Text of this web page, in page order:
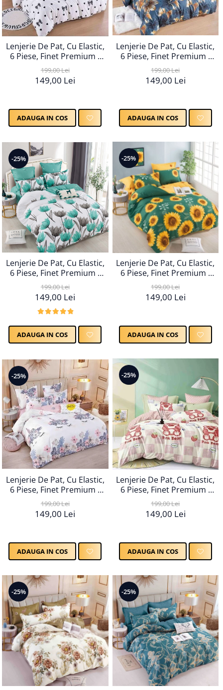
Lenjerie De Pat, Cu Elastic,
6 Piese, Finet Premium -
LPBF6PE10
199,00 Lei
149,00 Lei
ADAUGA IN COS
Lenjerie De Pat, Cu Elastic,
6 Piese, Finet Premium -
LPBF6PE14
199,00 Lei
149,00 Lei
ADAUGA IN COS
-25%
Lenjerie De Pat, Cu Elastic,
6 Piese, Finet Premium -
LPBF6PE15
199,00 Lei
149,00 Lei
ADAUGA IN COS
-25%
Lenjerie De Pat, Cu Elastic,
6 Piese, Finet Premium -
LPBF6PE17
199,00 Lei
149,00 Lei
ADAUGA IN COS
-25%
Lenjerie De Pat, Cu Elastic,
6 Piese, Finet Premium -
LPBF6PE18
199,00 Lei
149,00 Lei
ADAUGA IN COS
-25%
Lenjerie De Pat, Cu Elastic,
6 Piese, Finet Premium -
LPBF6PE21
199,00 Lei
149,00 Lei
ADAUGA IN COS
-25% -25%